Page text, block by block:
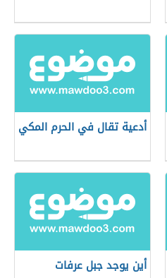
أدعية تقال في الحرم المكي
أين يوجد جبل عرفات